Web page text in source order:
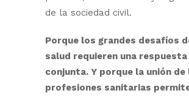
de la sociedad civil.
Porque los grandes desafíos
salud requieren una respuesta
conjunta. Y porque la unión de
profesiones sanitarias